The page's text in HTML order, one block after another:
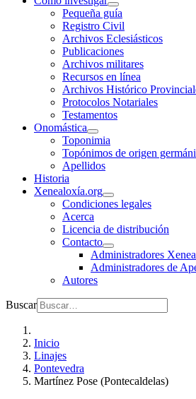
Pequeña guía
Registro Civil
Archivos Eclesiásticos
Publicaciones
Archivos militares
Recursos en línea
Archivos Histórico
Protocolos Notariales
Testamentos
Onomástica
Toponimia
Topónimos de origen
Apellidos
Historia
Xenealoxía.org
Condiciones legales
Acerca
Licencia de distribución
Contacto
Administradores
Administradores de
Autores
Buscar
Inicio
Linajes
Pontevedra
Martínez Pose (Pontecaldelas)